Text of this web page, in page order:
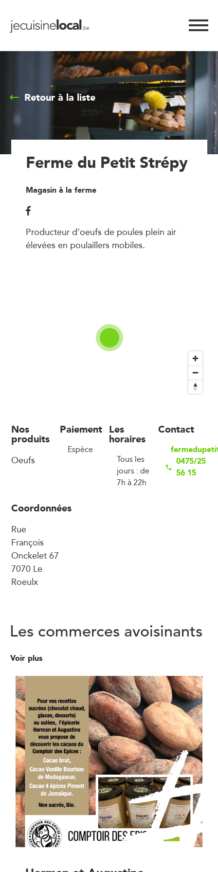
Retour à la liste
Ferme du Petit Strépy
Magasin à la ferme
Producteur d’oeufs de poules plein air
élevées en poulaillers mobiles.
Nos
produits
Oeufs
Paiement
Espèce
Les
horaires
Tous les
jours : de
7h à 22h
Contact
0475/25
56 15
Coordonnées
Rue
François
Onckelet 67
7070 Le
Roeulx
Les commerces avoisinants
Voir plus